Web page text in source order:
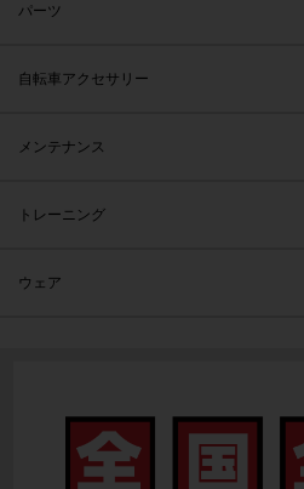
パーツ
自転車アクセサリー
メンテナンス
トレーニング
ウェア